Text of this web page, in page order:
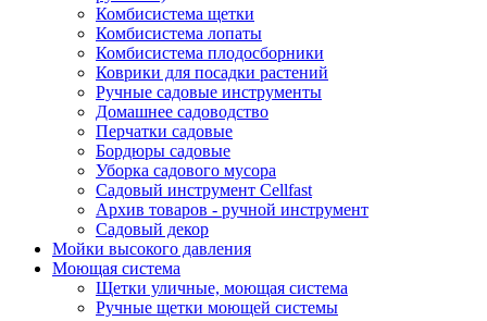
Комбисистема щетки
Комбисистема лопаты
Комбисистема плодосборники
Коврики для посадки растений
Ручные садовые инструменты
Домашнее садоводство
Перчатки садовые
Бордюры садовые
Уборка садового мусора
Садовый инструмент Cellfast
Архив товаров - ручной инструмент
Садовый декор
Мойки высокого давления
Моющая система
Щетки уличные, моющая система
Ручные щетки моющей системы